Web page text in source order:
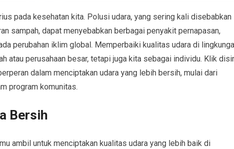
pada kesehatan kita. Polusi udara, yang sering kali disebabkan
sampah, dapat menyebabkan berbagai penyakit pernapasan,
perubahan iklim global. Memperbaiki kualitas udara di
atau perusahaan besar, tetapi juga kita sebagai individu. Klik
dalam menciptakan udara yang lebih bersih, mulai dari
program komunitas.
Bersih
ambil untuk menciptakan kualitas udara yang lebih baik di